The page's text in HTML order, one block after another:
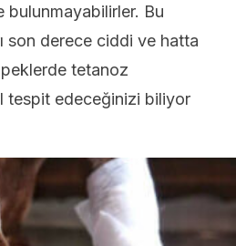
bulunmayabilirler. Bu
son derece ciddi ve hatta
tetanoz
tespit edeceğinizi biliyor